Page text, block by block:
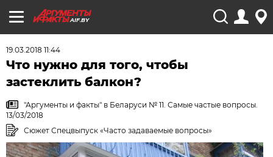
AIF.BY
19.03.2018 11:44
Что нужно для того, чтобы
застеклить балкон?
"Аргументы и факты" в Беларуси № 11. Самые частые вопросы.
13/03/2018
Сюжет Спецвыпуск «Часто задаваемые вопросы»